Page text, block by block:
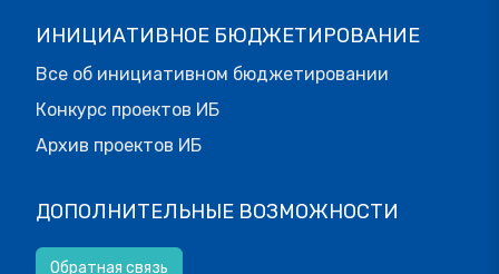
ИНИЦИАТИВНОЕ БЮДЖЕТИРОВАНИЕ
Все об инициативном бюджетировании
Конкурс проектов ИБ
Архив проектов ИБ
ДОПОЛНИТЕЛЬНЫЕ ВОЗМОЖНОСТИ
Обратная связь